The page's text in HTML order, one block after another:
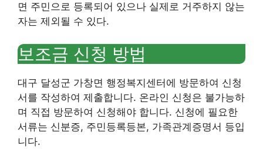
면 주민으로 등록되어 있으나 실제로 거주하지 않는
자는 제외될 수 있다.
보조금 신청 방법
대구 달성군 가창면 행정복지센터에 방문하여 신청
서를 작성하여 제출합니다. 온라인 신청은 불가능하
며 직접 방문하여 신청해야 합니다. 신청에 필요한
서류는 신분증, 주민등록등본, 가족관계증명서 등입
니다.